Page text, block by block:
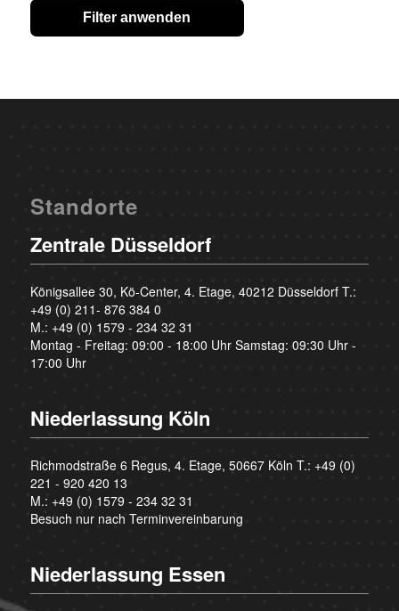
Filter anwenden
Standorte
Zentrale Düsseldorf
Königsallee 30, Kö-Center, 4. Etage, 40212 Düsseldorf T.:
+49 (0) 211- 876 384 0
M.: +49 (0) 1579 - 234 32 31
Montag - Freitag: 09:00 - 18:00 Uhr Samstag: 09:30 Uhr -
17:00 Uhr
Niederlassung Köln
Richmodstraße 6 Regus, 4. Etage, 50667 Köln T.: +49 (0)
221 - 920 420 13
M.: +49 (0) 1579 - 234 32 31
Besuch nur nach Terminvereinbarung
Niederlassung Essen